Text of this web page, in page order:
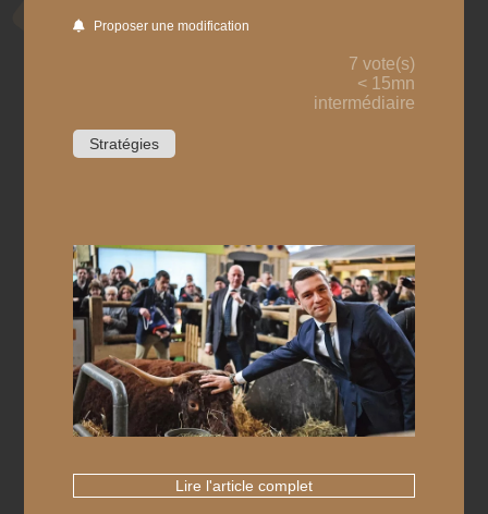
Proposer une modification
7 vote(s)
< 15mn
intermédiaire
Stratégies
Lire l'article complet